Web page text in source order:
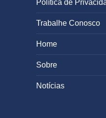
Política de
Trabalhe Conosco
Home
Sobre
Notícias